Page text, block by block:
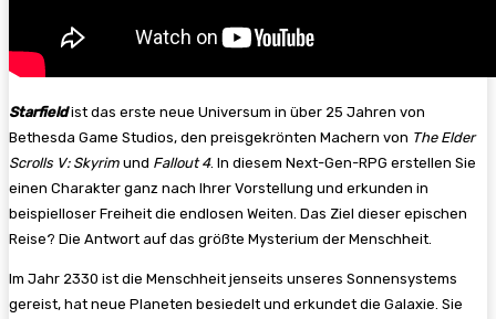
Starfieldist das erste neue Universum in über 25 Jahren von
Bethesda Game Studios, den preisgekrönten Machern von The Elder
Scrolls V: Skyrim und Fallout 4. In diesem Next-Gen-RPG erstellen Sie
einen Charakter ganz nach Ihrer Vorstellung und erkunden in
beispielloser Freiheit die endlosen Weiten. Das Ziel dieser epischen
Reise? Die Antwort auf das größte Mysterium der Menschheit.
Im Jahr 2330 ist die Menschheit jenseits unseres Sonnensystems
gereist, hat neue Planeten besiedelt und erkundet die Galaxie. Sie